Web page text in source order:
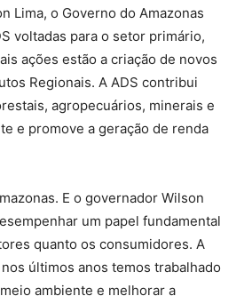
Lima, o Governo do Amazonas
voltadas para o setor primário,
ações estão a criação de novos
Regionais. A ADS contribui
agropecuários, minerais e
e promove a geração de renda
E o governador Wilson
um papel fundamental
quanto os consumidores. A
últimos anos temos trabalhado
ambiente e melhorar a